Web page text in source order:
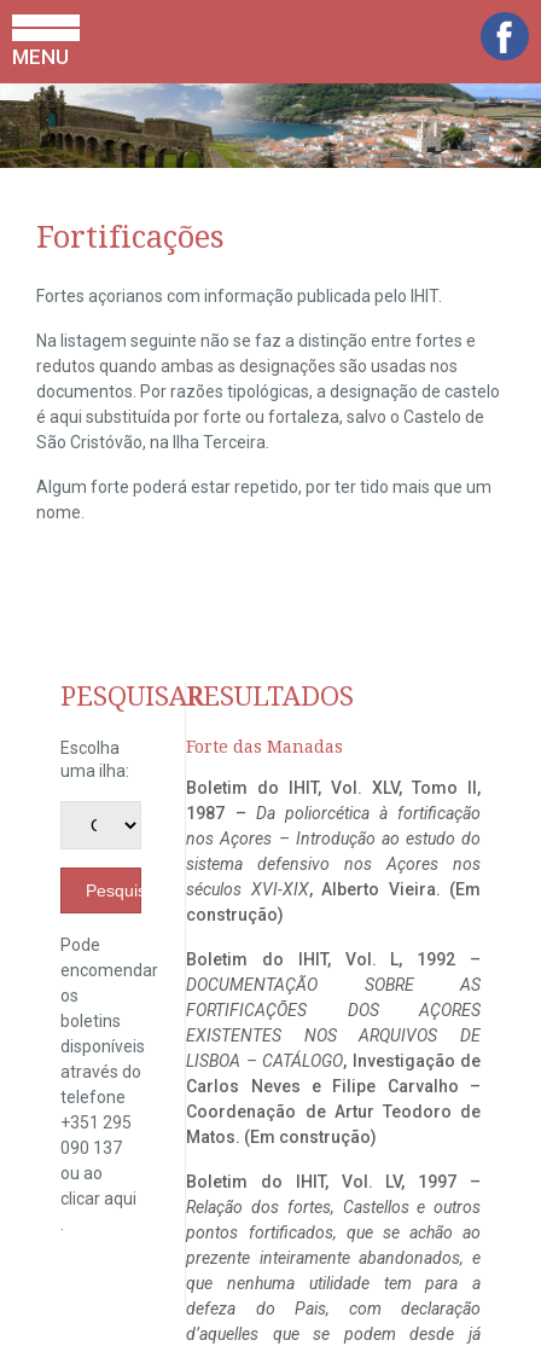
MENU
Fortificações
Fortes açorianos com informação publicada pelo IHIT.
Na listagem seguinte não se faz a distinção entre fortes e
redutos quando ambas as designações são usadas nos
documentos. Por razões tipológicas, a designação de castelo
é aqui substituída por forte ou fortaleza, salvo o Castelo de
São Cristóvão, na Ilha Terceira.
Algum forte poderá estar repetido, por ter tido mais que um
nome.
PESQUISAR
Escolha
uma ilha:
Pesquisar
Pode
encomendar
os
boletins
disponíveis
através do
telefone
+351 295
090 137
ou ao
clicaraqui
RESULTADOS
Forte das Manadas
Boletim do IHIT, Vol. XLV, Tomo II,
1987 – Da poliorcética à fortificação
nos Açores – Introdução ao estudo do
sistema defensivo nos Açores nos
séculos XVI-XIX, Alberto Vieira. (Em
construção)
Boletim do IHIT, Vol. L, 1992 –
DOCUMENTAÇÃO SOBRE AS
FORTIFICAÇÕES DOS AÇORES
EXISTENTES NOS ARQUIVOS DE
LISBOA – CATÁLOGO, Investigação de
Carlos Neves e Filipe Carvalho –
Coordenação de Artur Teodoro de
Matos. (Em construção)
Boletim do IHIT, Vol. LV, 1997 –
Relação dos fortes, Castellos e outros
pontos fortificados, que se achão ao
prezente inteiramente abandonados, e
que nenhuma utilidade tem para a
defeza do Pais, com declaração
d’aquelles que se podem desde já